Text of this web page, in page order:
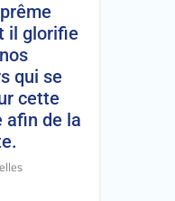
il glorifie
qui se
cette
afin de la